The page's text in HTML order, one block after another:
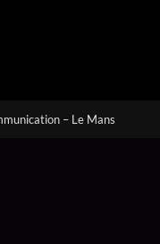
– Le Mans